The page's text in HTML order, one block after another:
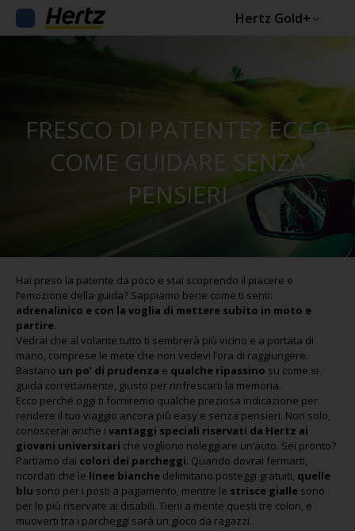
Hertz Gold+
FRESCO DI PATENTE? ECCO
COME GUIDARE SENZA
PENSIERI
Hai preso la patente da poco e stai scoprendo il piacere e
l’emozione della guida? Sappiamo bene come ti senti:
adrenalinico e con la voglia di mettere subito in moto e
partire.
Vedrai che al volante tutto ti sembrerà più vicino e a portata di
mano, comprese le mete che non vedevi l’ora di raggiungere.
Bastano un po’ di prudenza e qualche ripassino su come si
guida correttamente, giusto per rinfrescarti la memoria.
Ecco perché oggi ti forniremo qualche preziosa indicazione per
rendere il tuo viaggio ancora più easy e senza pensieri. Non solo,
conoscerai anche i vantaggi speciali riservati da Hertz ai
giovani universitari che vogliono noleggiare un’auto. Sei pronto?
Partiamo dai colori dei parcheggi. Quando dovrai fermarti,
ricordati che le linee bianche delimitano posteggi gratuiti, quelle
blu sono per i posti a pagamento, mentre le strisce gialle sono
per lo più riservate ai disabili. Tieni a mente questi tre colori, e
muoverti tra i parcheggi sarà un gioco da ragazzi.